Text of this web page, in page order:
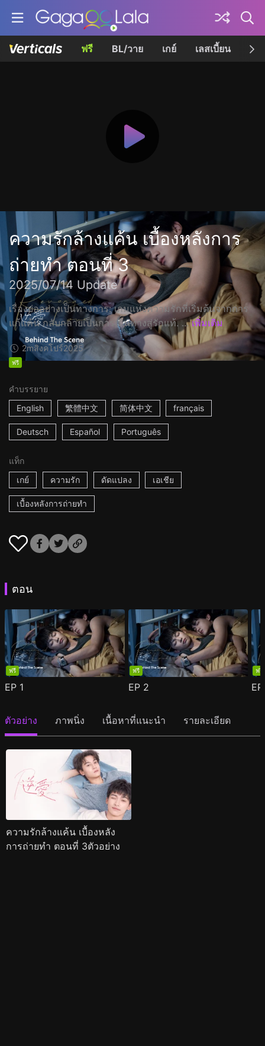
ฟรี BL/วาย เกย์ เลสเบี้ยน เค
ความรักล้างแค้น เบื้องหลังการ
ถ่ายทำ ตอนที่ 3
2025/07/14 Update
เรื่องย่ออย่างเป็นทางการ: เกมแห่งความรักที่เริ่มต้นจากการ
แก้แค้น กลับกลายเป็นการเดินทางสู่รักแท้. ... เพิ่มเติม
2mสิงคโปร์2025
ฟรี
คำบรรยาย
English
繁體中文 简体中文 français
Deutsch Español Português
แท็ก
เกย์
ความรัก ดัดแปลง เอเชีย
เบื้องหลังการถ่ายทำ
ตอน
ฟรี
EP 1
ฟรี
EP 2
ฟรี
ตัวอย่าง ภาพนิ่ง เนื้อหาที่แนะนำ รายละเอียด
ความรักล้างแค้น เบื้องหลัง
การถ่ายทำ ตอนที่ 3ตัวอย่าง